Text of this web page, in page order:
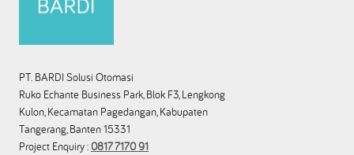
PT. BARDI Solusi Otomasi
Ruko Echante Business Park, Blok F3, Lengkong
Kulon, Kecamatan Pagedangan, Kabupaten
Tangerang, Banten 15331
Project Enquiry :0817 7170 91